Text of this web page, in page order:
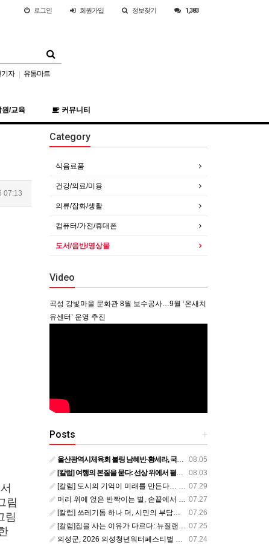
로그인 회원가입 정보찾기 1,383
자 | 유통마트
원/교육 커뮤니티
07:13
림
림
Category
식음료품
건강/의료/미용
의류/잡화/생활
컴퓨터/가전/휴대폰
도서/음반/영상물
Video
곡성 강빛마을 문화관 8월 보수공사…9월 ‘온새치
유센터’ 운영 추진
+
Posts
08.05
울산광역시체육회 볼링 남혜빈·황세라, 국가대표 평가전 통과… ‘아시아선수권 출전’
08.03
[칼럼] 여행의 본질을 묻다: 선상 위에서 펼쳐지는 공간과 사람, 그리고 미식의 미학
07.29
[칼럼] 도시의 기억이 미래를 만든다… 크라이스트처치와 한국 도시가 주는 교훈
07.27
머리 위에 얹은 반짝이는 별, 손끝에서 피어난 우리의 정체성
07.26
[칼럼] 쓰레기통 하나 더, 시민의 부담도 하나 더
07.25
[칼럼]집을 사는 이유가 다르다: 뉴질랜드 부동산에서 배운 다섯 가지 교훈
07.24
의성군, 2026 의성청년워터페스티벌 개최…한여름 위천에서 청년과 가족이 함께 즐긴다